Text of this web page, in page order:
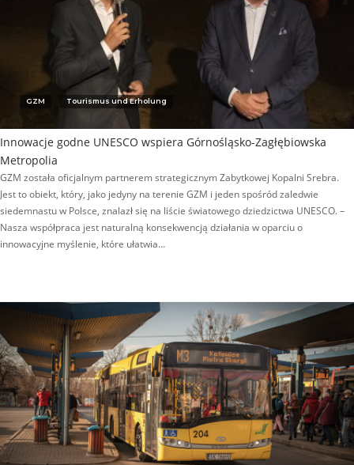
GZM Tourismus und Erholung
Innowacje godne UNESCO wspiera Górnośląsko-Zagłębiowska
Metropolia
GZM została oficjalnym partnerem strategicznym Zabytkowej Kopalni Srebra.
Jest to obiekt, który, jako jedyny na terenie GZM i jeden spośród zaledwie
siedemnastu w Polsce, znalazł się na liście światowego dziedzictwa UNESCO. –
Nasza współpraca jest naturalną konsekwencją działania w oparciu o
innowacyjne myślenie, które ułatwia…